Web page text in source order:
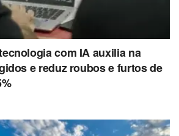
com IA auxilia na
e reduz roubos e furtos de